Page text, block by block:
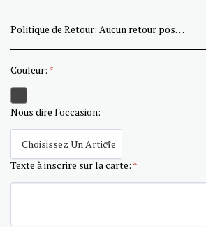
Politique de Retour: Aucun retour possible sur les fleurs et conception sur mesure.
Couleur: *
Nous dire l'occasion:
Choisissez Un Article
Texte à inscrire sur la carte: *